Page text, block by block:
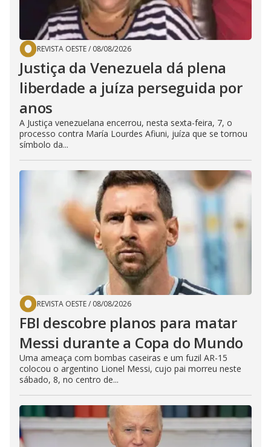
REVISTA OESTE/ 08/08/2026
Justiça da Venezuela dá plena
liberdade a juíza perseguida por
anos
A Justiça venezuelana encerrou, nesta sexta-feira, 7, o
processo contra María Lourdes Afiuni, juíza que se tornou
símbolo da...
REVISTA OESTE/ 08/08/2026
FBI descobre planos para matar
Messi durante a Copa do Mundo
Uma ameaça com bombas caseiras e um fuzil AR-15
colocou o argentino Lionel Messi, cujo pai morreu neste
sábado, 8, no centro de...